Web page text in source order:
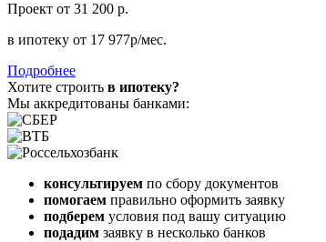
Проект от 31 200 р.
в ипотеку от 17 977р/мес.
Подробнее
Хотите строить в ипотеку?
Мы аккредитованы банками:
консультируем по сбору документов
помогаем правильно оформить заявку
подберем условия под вашу ситуацию
подадим заявку в несколько банков